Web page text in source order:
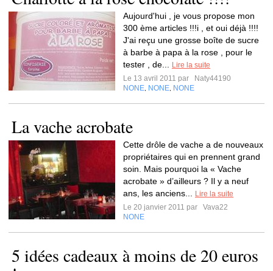
Aujourd'hui , je vous propose mon
300 ème articles !!!i , et oui déjà !!!!
J'ai reçu une grosse boîte de sucre
à barbe à papa à la rose , pour le
tester , de...
Lire la suite
Le 13 avril 2011 par
Naty44190
NONE NONE NONE
La vache acrobate
Cette drôle de vache a de nouveaux
propriétaires qui en prennent grand
soin. Mais pourquoi la « Vache
acrobate » d’ailleurs ? Il y a neuf
ans, les anciens...
Lire la suite
Le 20 janvier 2011 par
Vava22
NONE
5 idées cadeaux à moins de 20 euros